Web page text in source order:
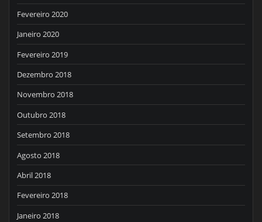
Fevereiro 2020
Janeiro 2020
Fevereiro 2019
Dezembro 2018
Novembro 2018
Outubro 2018
Setembro 2018
Agosto 2018
Abril 2018
Fevereiro 2018
Janeiro 2018